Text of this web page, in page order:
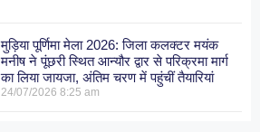
मुड़िया पूर्णिमा मेला 2026: जिला कलक्टर मयंक
मनीष ने पूंछरी स्थित आन्यौर द्वार से परिक्रमा मार्ग
का लिया जायजा, अंतिम चरण में पहुंचीं तैयारियां
24/07/20268:25 am